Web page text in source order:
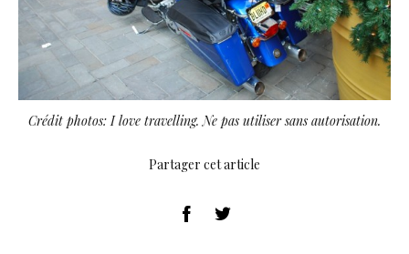
Crédit photos: I love travelling. Ne pas utiliser sans autorisation.
Partager cet article